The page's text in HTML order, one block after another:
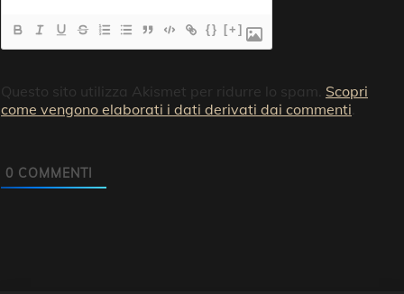
{} [+]
Questo sito utilizza Akismet per ridurre lo spam. Scopri
come vengono elaborati i dati derivati dai commenti
0 COMMENTI